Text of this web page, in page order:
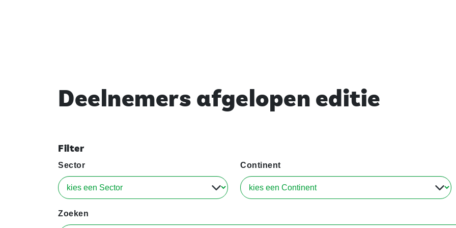
Deelnemers afgelopen editie
Filter
Sector Continent
Zoeken